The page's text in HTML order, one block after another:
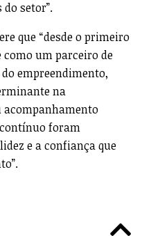
setor”.
que “desde o primeiro
um parceiro de
empreendimento,
na
acompanhamento
foram
e a confiança que